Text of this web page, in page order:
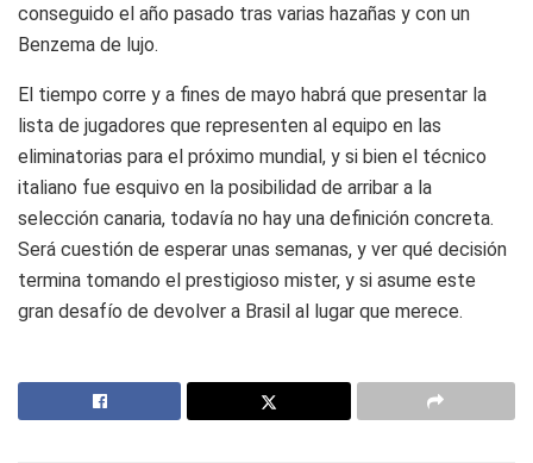
conseguido el año pasado tras varias hazañas y con un
Benzema de lujo.
El tiempo corre y a fines de mayo habrá que presentar la
lista de jugadores que representen al equipo en las
eliminatorias para el próximo mundial, y si bien el técnico
italiano fue esquivo en la posibilidad de arribar a la
selección canaria, todavía no hay una definición concreta.
Será cuestión de esperar unas semanas, y ver qué decisión
termina tomando el prestigioso mister, y si asume este
gran desafío de devolver a Brasil al lugar que merece.